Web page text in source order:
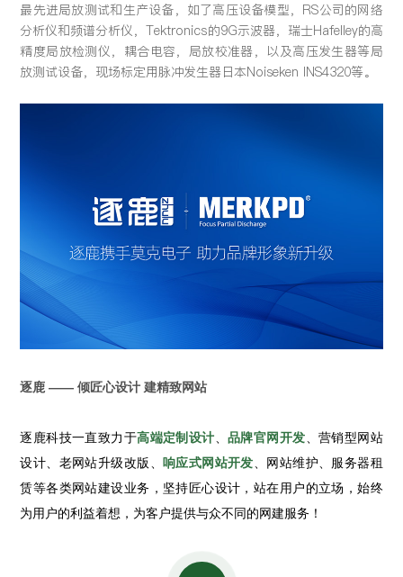
最先进局放测试和生产设备，如了高压设备模型，RS公司的网络
分析仪和频谱分析仪，Tektronics的9G示波器，瑞士Hafelley的高
精度局放检测仪，耦合电容，局放校准器，以及高压发生器等局
放测试设备，现场标定用脉冲发生器日本Noiseken INS4320等。
逐鹿 —— 倾匠心设计 建精致网站
逐鹿科技一直致力于高端定制设计 、品牌官网开发 、营销型网站
设计、老网站升级改版、 响应式网站开发 、网站维护、服务器租
赁等各类网站建设业务，坚持匠心设计，站在用户的立场，始终
为用户的利益着想，为客户提供与众不同的网建服务！